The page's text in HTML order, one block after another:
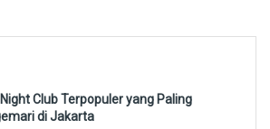
Club Terpopuler yang Paling
di Jakarta